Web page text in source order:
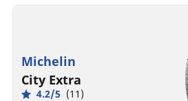
Michelin
City Extra
4.2/5 (11)